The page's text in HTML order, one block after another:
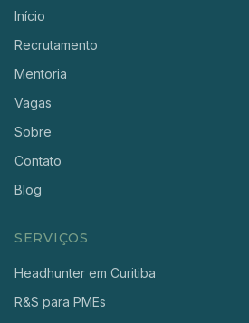
Início
Recrutamento
Mentoria
Vagas
Sobre
Contato
Blog
SERVIÇOS
Headhunter em Curitiba
R&S para PMEs